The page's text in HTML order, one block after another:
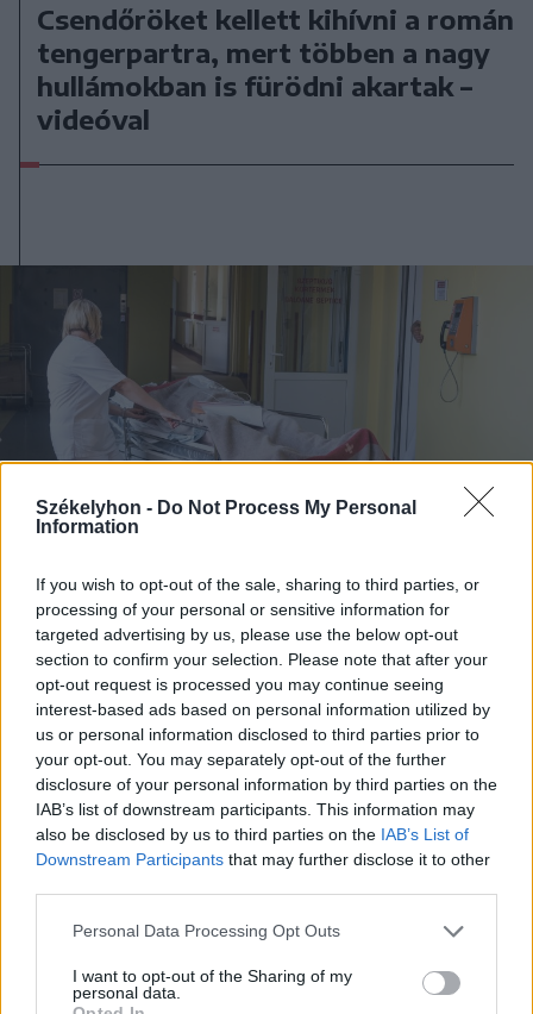
Székelyhon - Do Not Process My Personal
Information
If you wish to opt-out of the sale, sharing to third parties, or
processing of your personal or sensitive information for
targeted advertising by us, please use the below opt-out
section to confirm your selection. Please note that after your
opt-out request is processed you may continue seeing
interest-based ads based on personal information utilized by
us or personal information disclosed to third parties prior to
your opt-out. You may separately opt-out of the further
disclosure of your personal information by third parties on the
IAB’s list of downstream participants. This information may
also be disclosed by us to third parties on the IAB’s List of
Downstream Participants that may further disclose it to other
Personal Data Processing Opt Outs
I want to opt-out of the Sharing of my
personal data.
Csendőröket kellett kihívni a román
tengerpartra, mert többen a nagy
hullámokban is fürödni akartak –
videóval
2026. augusztus 10., hétfő
Összefogtak a szakszervezetek a
bértörvénytervezet módosításáért